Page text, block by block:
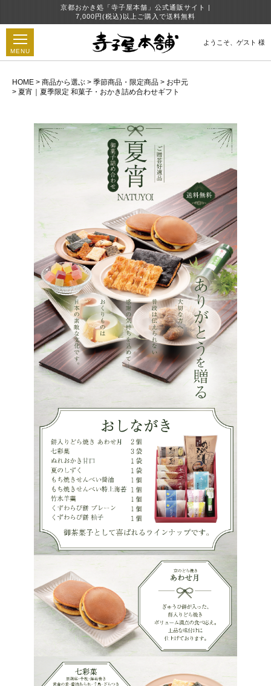
京都おかき処「寺子屋本舗」公式通販サイト |
7,000円(税込)以上ご購入で送料無料
MENU
ようこそ、 ゲスト 様
HOME 商品から選ぶ 季節商品・限定商品
お中元
夏宵｜夏季限定 和菓子・おかき詰め合わせギフト